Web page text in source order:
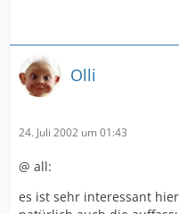
Olli
24. Juli 2002 um 01:43
@ all:
es ist sehr interessant